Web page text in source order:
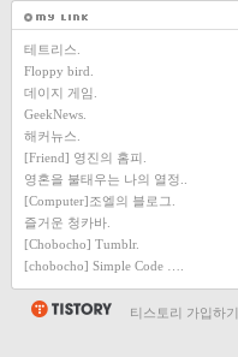
테트리스.
Floppy bird.
데이지 게임.
GeekNews.
해커뉴스.
[Friend] 영진의 홈피.
영혼을 불태우는 나의 열정..
[Computer]조엘의 블로그.
즐거운 청카바.
[Chobocho] Tumblr.
[chobocho] Simple Code ….
티스토리 가입하기